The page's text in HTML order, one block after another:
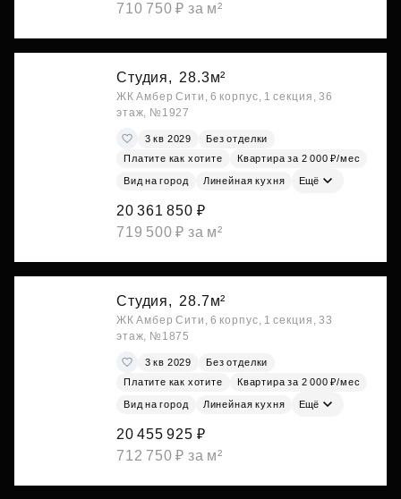
710 750 ₽ за м²
Студия, 28.3м²
ЖК Амбер Сити, 6 корпус, 1 секция, 36
этаж, №1927
3 кв 2029
Без отделки
Платите как хотите
Квартира за 2 000 ₽/мес
Вид на город Линейная кухня Ещё
20 361 850 ₽
719 500 ₽ за м²
Студия, 28.7м²
ЖК Амбер Сити, 6 корпус, 1 секция, 33
этаж, №1875
3 кв 2029
Без отделки
Платите как хотите
Квартира за 2 000 ₽/мес
Вид на город Линейная кухня Ещё
20 455 925 ₽
712 750 ₽ за м²